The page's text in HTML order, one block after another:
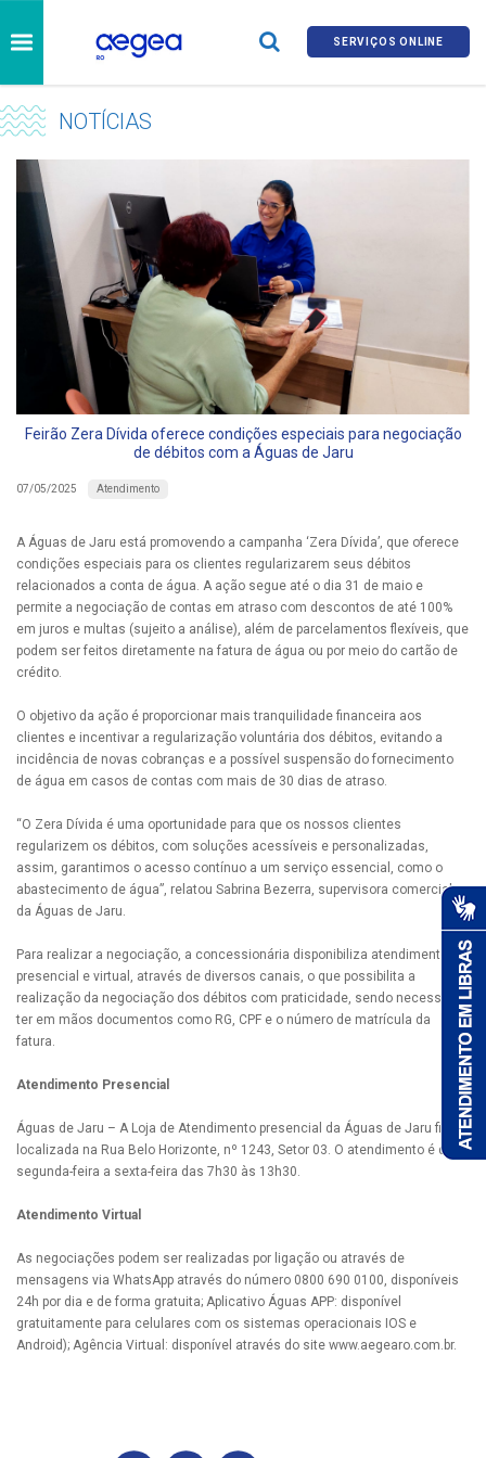
SERVIÇOS ONLINE
NOTÍCIAS
Feirão Zera Dívida oferece condições especiais para negociação
de débitos com a Águas de Jaru
07/05/2025 Atendimento
A Águas de Jaru está promovendo a campanha ‘Zera Dívida’, que oferece
condições especiais para os clientes regularizarem seus débitos
relacionados a conta de água. A ação segue até o dia 31 de maio e
permite a negociação de contas em atraso com descontos de até 100%
em juros e multas (sujeito a análise), além de parcelamentos flexíveis, que
podem ser feitos diretamente na fatura de água ou por meio do cartão de
crédito.
O objetivo da ação é proporcionar mais tranquilidade financeira aos
clientes e incentivar a regularização voluntária dos débitos, evitando a
incidência de novas cobranças e a possível suspensão do fornecimento
de água em casos de contas com mais de 30 dias de atraso.
“O Zera Dívida é uma oportunidade para que os nossos clientes
regularizem os débitos, com soluções acessíveis e personalizadas,
assim, garantimos o acesso contínuo a um serviço essencial, como o
abastecimento de água”, relatou Sabrina Bezerra, supervisora comercial
da Águas de Jaru.
Para realizar a negociação, a concessionária disponibiliza atendimento
presencial e virtual, através de diversos canais, o que possibilita a
realização da negociação dos débitos com praticidade, sendo necessário
ter em mãos documentos como RG, CPF e o número de matrícula da
fatura.
Atendimento Presencial
Águas de Jaru – A Loja de Atendimento presencial da Águas de Jaru fica
localizada na Rua Belo Horizonte, nº 1243, Setor 03. O atendimento é de
segunda-feira a sexta-feira das 7h30 às 13h30.
Atendimento Virtual
As negociações podem ser realizadas por ligação ou através de
mensagens via WhatsApp através do número 0800 690 0100, disponíveis
24h por dia e de forma gratuita; Aplicativo Águas APP: disponível
gratuitamente para celulares com os sistemas operacionais IOS e
Android); Agência Virtual: disponível através do site www.aegearo.com.br.